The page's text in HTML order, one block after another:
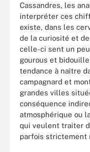
Cassandres, les
interpréter ces
existe, dans les
de la curiosité et
celle-ci sent un
gourous et
tendance à naître
campagnard et
grandes villes
conséquence
atmosphérique ou
qui veulent traiter
parfois strictement